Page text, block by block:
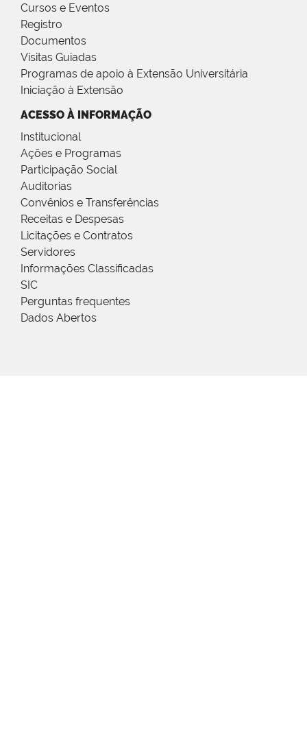
Cursos e Eventos
Registro
Documentos
Visitas Guiadas
Programas de apoio à Extensão Universitária
Iniciação à Extensão
ACESSO À INFORMAÇÃO
Institucional
Ações e Programas
Participação Social
Auditorias
Convênios e Transferências
Receitas e Despesas
Licitações e Contratos
Servidores
Informações Classificadas
SIC
Perguntas frequentes
Dados Abertos